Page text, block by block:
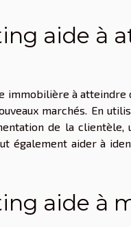
aide à
immobilière à
marchés. En
de la
également aider à
aide à